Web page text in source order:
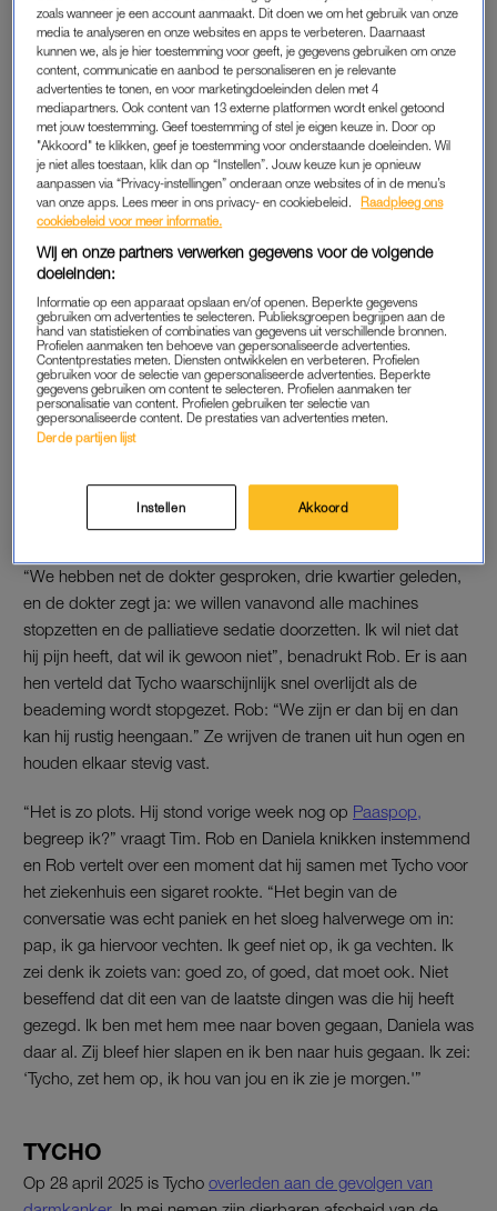
beademing en vanavond worden de machines uitgeschakeld”,
vertelt Daniela. Tim is geschrokken van het nieuws: “Ik had dat
niet verwacht. Wij waren hier twee weken geleden nog en toen
was hij vrolijk en bij.”
Daniela legt uit dat Tycho in de dagen ernasteeds meer
klachtenkreeg aan zijn hoofd en oren. “Hij werd doof en zijn
zicht begon weer achteruit te gaan.” Rob vult aan: “Duizelig,
braken.” Ze vertellen dat er ook heel veel paniek naar boven
Tycho kreeg uiteindelijk medicatie om te kunnen slapen en is
niet meer wakker geworden.
Marit en Mackenzie geven
elkaar het jawoord in 'Over
Mijn Lijk': 'Er zit wel een
dubbele lading bij'
“We hebben net de dokter gesproken, drie kwartier geleden,
en de dokter zegt ja: we willen vanavond alle machines
stopzetten en de palliatieve sedatie doorzetten. Ik wil niet dat
hij pijn heeft, dat wil ik gewoon niet”, benadrukt Rob. Er is aan
hen verteld dat Tycho waarschijnlijk snel overlijdt als de
beademing wordt stopgezet. Rob: “We zijn er dan bij en dan
kan hij rustig heengaan.” Ze wrijven de tranen uit hun ogen en
houden elkaar stevig vast.
“Het is zo plots. Hij stond vorige week nog op Paaspop,
begreep ik?” vraagt Tim. Rob en Daniela knikken instemmend
en Rob vertelt over een moment dat hij samen met Tycho voor
het ziekenhuis een sigaret rookte. “Het begin van de
conversatie was echt paniek en het sloeg halverwege om in:
pap, ik ga hiervoor vechten. Ik geef niet op, ik ga vechten. Ik
zei denk ik zoiets van: goed zo, of goed, dat moet ook. Niet
beseffend dat dit een van de laatste dingen was die hij heeft
gezegd. Ik ben met hem mee naar boven gegaan, Daniela was
daar al. Zij bleef hier slapen en ik ben naar huis gegaan. Ik zei:
‘Tycho, zet hem op, ik hou van jou en ik zie je morgen.'”
TYCHO
Op 28 april 2025 is Tycho overleden aan de gevolgen van
zoals wanneer je een account aanmaakt. Dit doen we om het gebruik van onze
media te analyseren en onze websites en apps te verbeteren. Daarnaast
kunnen we, als je hier toestemming voor geeft, je gegevens gebruiken om onze
content, communicatie en aanbod te personaliseren en je relevante
advertenties te tonen, en voor marketingdoeleinden delen met 4
mediapartners. Ook content van 13 externe platformen wordt enkel getoond
met jouw toestemming. Geef toestemming of stel je eigen keuze in. Door op
"Akkoord" te klikken, geef je toestemming voor onderstaande doeleinden. Wil
je niet alles toestaan, klik dan op “Instellen”. Jouw keuze kun je opnieuw
aanpassen via “Privacy-instellingen” onderaan onze websites of in de menu’s
van onze apps. Lees meer in ons privacy- en cookiebeleid.
Raadpleeg ons
cookiebeleid voor meer informatie.
Wij en onze partners verwerken gegevens voor de volgende
doeleinden:
Informatie op een apparaat opslaan en/of openen. Beperkte gegevens
gebruiken om advertenties te selecteren. Publieksgroepen begrijpen aan de
hand van statistieken of combinaties van gegevens uit verschillende bronnen.
Profielen aanmaken ten behoeve van gepersonaliseerde advertenties.
Contentprestaties meten. Diensten ontwikkelen en verbeteren. Profielen
gebruiken voor de selectie van gepersonaliseerde advertenties. Beperkte
gegevens gebruiken om content te selecteren. Profielen aanmaken ter
personalisatie van content. Profielen gebruiken ter selectie van
gepersonaliseerde content. De prestaties van advertenties meten.
Derde partijen lijst
Instellen Akkoord